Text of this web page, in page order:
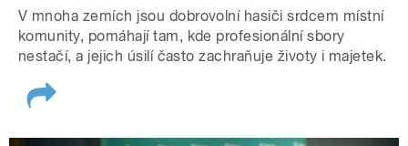
V mnoha zemích jsou dobrovolní hasiči srdcem místní
komunity, pomáhají tam, kde profesionální sbory
nestačí, a jejich úsilí často zachraňuje životy i majetek.